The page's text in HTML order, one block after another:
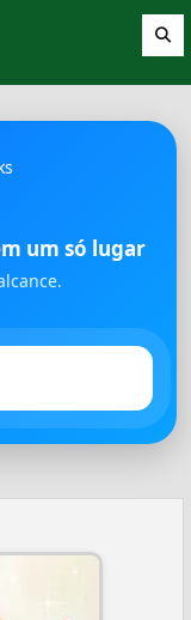
um só lugar